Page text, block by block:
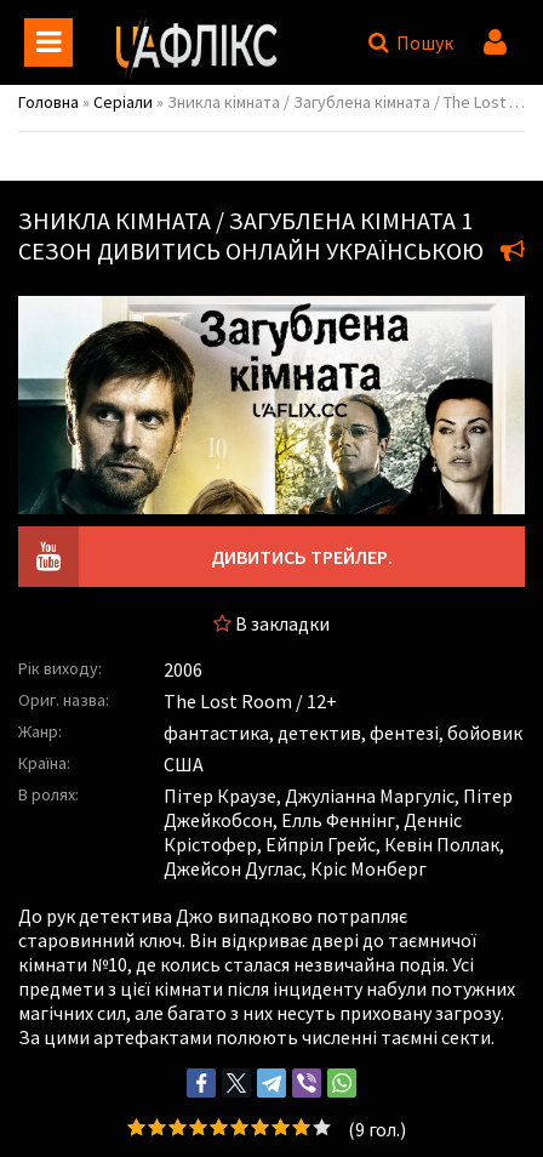
Пошук
Головна » Серіали » Зникла кімната / Загублена кімната / The Lost Room
ЗНИКЛА КІМНАТА / ЗАГУБЛЕНА КІМНАТА 1
СЕЗОН ДИВИТИСЬ ОНЛАЙН УКРАЇНСЬКОЮ
ДИВИТИСЬ ТРЕЙЛЕР.
В закладки
Рік виходу: 2006
Ориг. назва: The Lost Room / 12+
Жанр: фантастика, детектив, фентезі, бойовик
Країна: США
В ролях: Пітер Краузе, Джуліанна Маргуліс, Пітер
Джейкобсон, Елль Феннінг, Денніс
Крістофер, Ейпріл Грейс, Кевін Поллак,
Джейсон Дуглас, Кріс Монберг
До рук детектива Джо випадково потрапляє
старовинний ключ. Він відкриває двері до таємничої
кімнати №10, де колись сталася незвичайна подія. Усі
предмети з цієї кімнати після інциденту набули потужних
магічних сил, але багато з них несуть приховану загрозу.
За цими артефактами полюють численні таємні секти.
(9 гол.)